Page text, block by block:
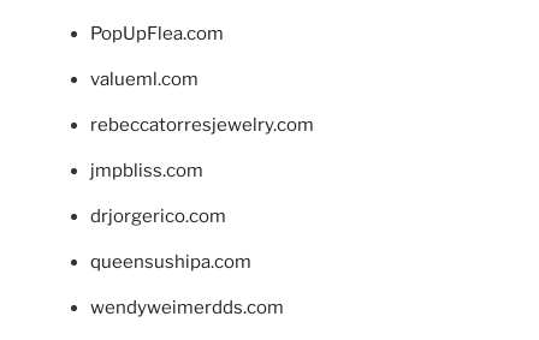
PopUpFlea.com
valueml.com
rebeccatorresjewelry.com
jmpbliss.com
drjorgerico.com
queensushipa.com
wendyweimerdds.com